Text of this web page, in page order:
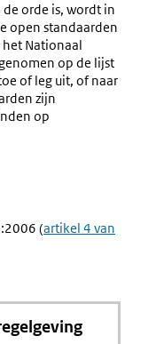
orde is, wordt in
open standaarden
Nationaal
op de lijst
of leg uit, of naar
zijn
op
(Externe
artikel 4 van